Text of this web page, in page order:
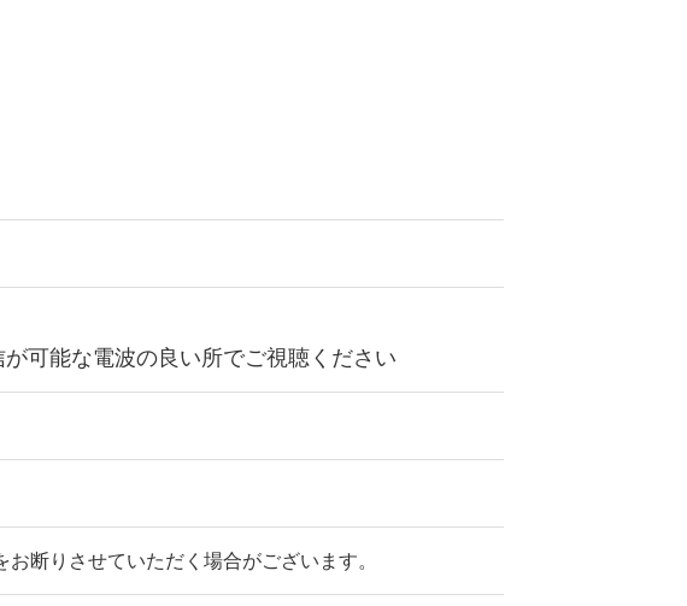
可能な電波の良い所でご視聴ください
断りさせていただく場合がございます。